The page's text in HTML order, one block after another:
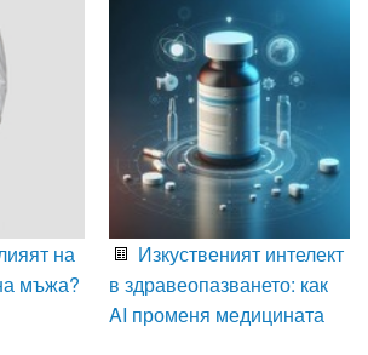
на
мъжа?
Изкуственият интелект
в здравеопазването: как
AI променя медицината